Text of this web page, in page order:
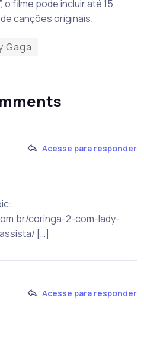
o filme pode incluir até 15
canções originais.
Gaga
Acesse para responder
coringa-2-com-lady-
[…]
Acesse para responder